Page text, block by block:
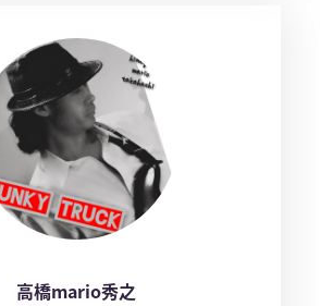
高橋mario秀之